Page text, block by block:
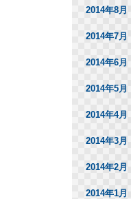
2014年8月
2014年7月
2014年6月
2014年5月
2014年4月
2014年3月
2014年2月
2014年1月